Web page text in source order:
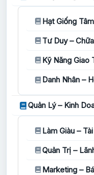
Hạt Giống
Tư Duy –
Kỹ Năng Giao
Danh Nhân –
Quản Lý – Kinh
Làm Giàu –
Quản Trị –
Marketing –